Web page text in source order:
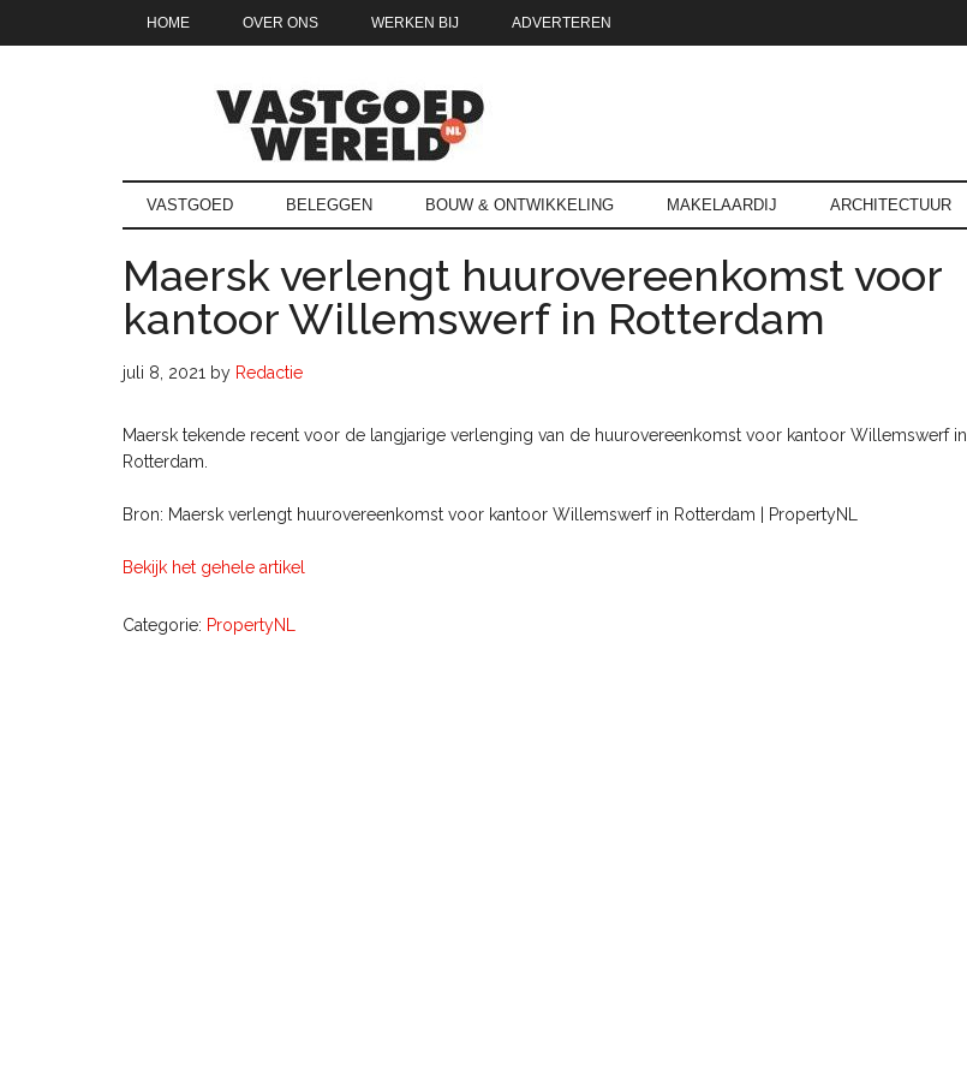
HOME OVER ONS WERKEN BIJ ADVERTEREN
Vastgoedwereld.nl
vastgoedwereld.nl
VASTGOED BELEGGEN BOUW & ONTWIKKELING MAKELAARDIJ ARCHITECTUUR
Maersk verlengt huurovereenkomst voor
kantoor Willemswerf in Rotterdam
juli 8, 2021 by Redactie
Maersk tekende recent voor de langjarige verlenging van de huurovereenkomst voor kantoor Willemswerf in
Rotterdam.
Bron: Maersk verlengt huurovereenkomst voor kantoor Willemswerf in Rotterdam | PropertyNL
Bekijk het gehele artikel
Categorie: PropertyNL